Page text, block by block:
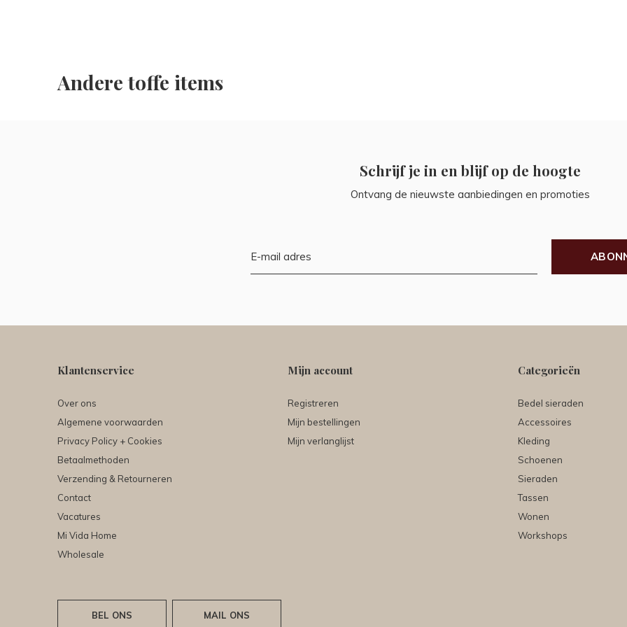
Andere toffe items
Schrijf je in en blijf op de hoogte
Ontvang de nieuwste aanbiedingen en promoties
Klantenservice
Over ons
Algemene voorwaarden
Privacy Policy + Cookies
Betaalmethoden
Verzending & Retourneren
Contact
Vacatures
Mi Vida Home
Wholesale
Mijn account
Registreren
Mijn bestellingen
Mijn verlanglijst
Categorieën
Bedel sieraden
Accessoires
Kleding
Schoenen
Sieraden
Tassen
Wonen
Workshops
BEL ONS MAIL ONS